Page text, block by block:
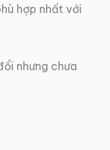
hợp nhất với
nhưng chưa